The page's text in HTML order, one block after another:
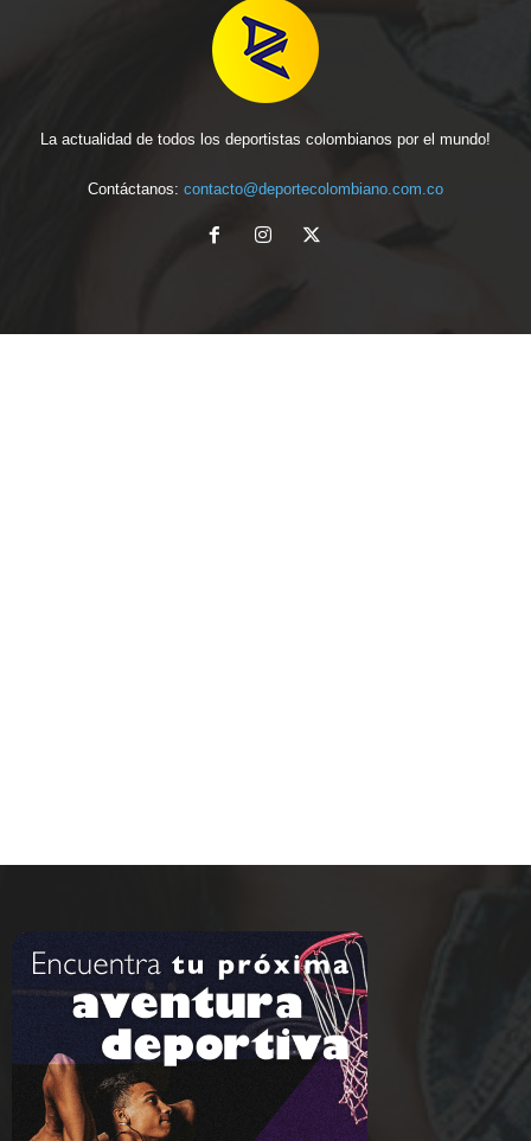
La actualidad de todos los deportistas colombianos por el mundo!
Contáctanos: contacto@deportecolombiano.com.co